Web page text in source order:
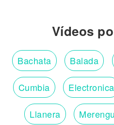
Vídeos
Bachata Balada
Cumbia Electronica
Llanera